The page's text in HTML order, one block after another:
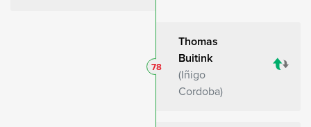
Thomas
Buitink
Iñigo
Cordoba
78